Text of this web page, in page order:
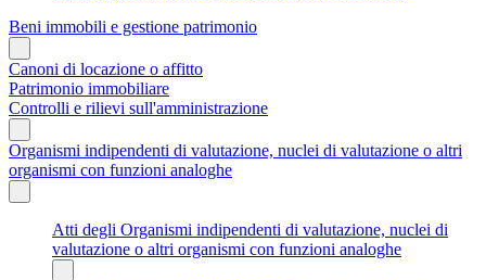
Beni immobili e gestione patrimonio
Canoni di locazione o affitto
Patrimonio immobiliare
Controlli e rilievi sull'amministrazione
Organismi indipendenti di valutazione, nuclei di valutazione o altri
organismi con funzioni analoghe
Atti degli Organismi indipendenti di valutazione, nuclei di
valutazione o altri organismi con funzioni analoghe